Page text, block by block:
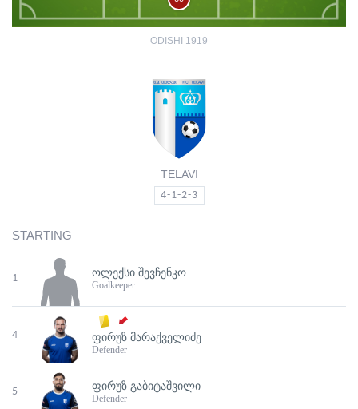
TELAVI
4-1-2-3
STARTING
1 ᲝᲚᲔᲥᲡᲘ ᲨᲔᲕᲩᲔᲜᲙᲝ
Goalkeeper
4 ᲤᲘᲠᲣᲖ ᲛᲐᲠᲐᲥᲕᲔᲚᲘᲫᲔ
Defender
5 ᲤᲘᲠᲣᲖ ᲒᲐᲑᲘᲢᲐᲨᲕᲘᲚᲘ
Defender
ODISHI 1919